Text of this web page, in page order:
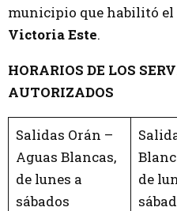
municipio que habilitó
Victoria Este.
HORARIOS DE LOS
AUTORIZADOS
Salidas Orán –
Aguas Blancas,
de lunes a
sábados
de